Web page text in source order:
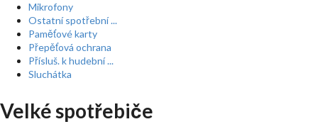
Mikrofony
Ostatní spotřební ...
Paměťové karty
Přepěťová ochrana
Přísluš. k hudební ...
Sluchátka
Velké spotřebiče